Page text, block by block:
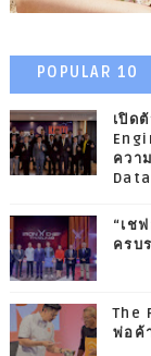
POPULAR 10
เปิด
ควา
“เช
ครบ
The
พ่อค้